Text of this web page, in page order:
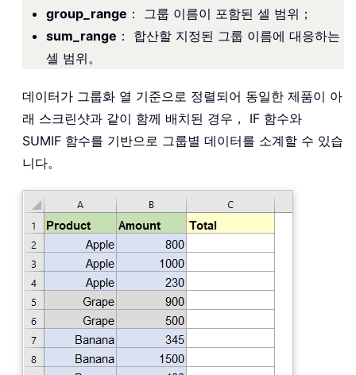
group_range ： 그룹 이름이 포함된 셀 범위；
sum_range ： 합산할 지정된 그룹 이름에 대응하는
셀 범위。
데이터가 그룹화 열 기준으로 정렬되어 동일한 제품이 아
래 스크린샷과 같이 함께 배치된 경우， IF 함수와
SUMIF 함수를 기반으로 그룹별 데이터를 소계할 수 있습
니다。